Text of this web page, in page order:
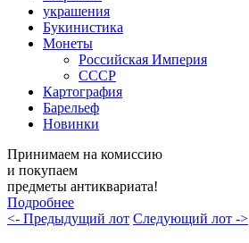
украшения
Букинистика
Монеты
Российская Империя
СССР
Картография
Барельеф
Новинки
Принимаем на комиссию
и покупаем
предметы антиквариата!
Подробнее
<- Предыдущий лот Следующий лот ->